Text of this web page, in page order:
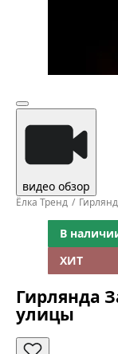
видео обзор
Ёлка Тренд
В
ХИТ
Гирлянда
улицы